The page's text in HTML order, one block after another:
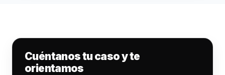
Cuéntanos tu caso y te
orientamos